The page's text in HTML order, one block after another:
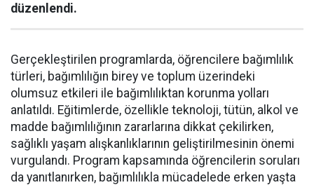
düzenlendi.
Gerçekleştirilen programlarda, öğrencilere bağımlılık
türleri, bağımlılığın birey ve toplum üzerindeki
olumsuz etkileri ile bağımlılıktan korunma yolları
anlatıldı. Eğitimlerde, özellikle teknoloji, tütün, alkol ve
madde bağımlılığının zararlarına dikkat çekilirken,
sağlıklı yaşam alışkanlıklarının geliştirilmesinin önemi
vurgulandı. Program kapsamında öğrencilerin soruları
da yanıtlanırken, bağımlılıkla mücadelede erken yaşta